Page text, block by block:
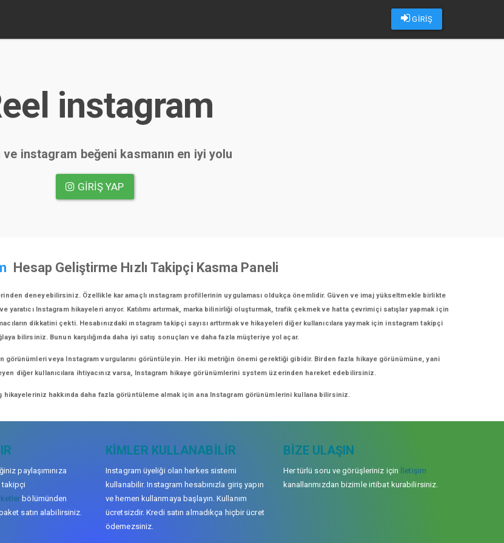
GİRİŞ
instagram
instagram beğeni kasmanın en iyi yolu
GIRIŞ YAP
Hesap Geliştirme Hızlı Takipçi Kasma Paneli
deneyebilirsiniz. Özellikle kar amaçlı ınstagram profillerinin uygulaması oldukça önemlidir. Güven ve imaj yükseltmekle birlikte
Instagram hikayeleri arıyor. Katılımı artırmak, marka bilinirliği oluşturmak, trafik çekmek ve hatta çevrimiçi satışlar yapmak için
dikkatini çekti. Hesabınızdaki ınstagram takipçi sayısı arttırmak ve hikayeleri diğer kullanıcılara yaymak için instagram takipçi
bilirsiniz. Bunun karşılığında daha iyi satış sonuçları ve daha fazla müşteriye yol açar.
veya Instagram vurgularını görüntüleyin. Her iki metriğin önemi gerektiği gibidir. Birden fazla hikaye görünümüne, yani
diğer kullanıcılara ihtiyacınız varsa, Instagram hikaye görünümlerini system üzerinden hareket edebilirsiniz.
hikayeleriniz hakkında daha fazla görüntüleme almak için ana Instagram görünümlerini kullana bilirsiniz.
paylaşımınıza
takipçi
bölümünden
satın alabilirsiniz.
KIMLER KULLANABILIR
Instagram üyeliği olan herkes sistemi
kullanabilir. Instagram hesabınızla giriş yapın
ve hemen kullanmaya başlayın. Kullanım
ücretsizdir. Kredi satın almadıkça hiçbir ücret
ödemezsiniz.
BIZE ULAŞIN
Her türlü soru ve görüşleriniz için İletişim
kanallarımızdan bizimle irtibat kurabilirsiniz.